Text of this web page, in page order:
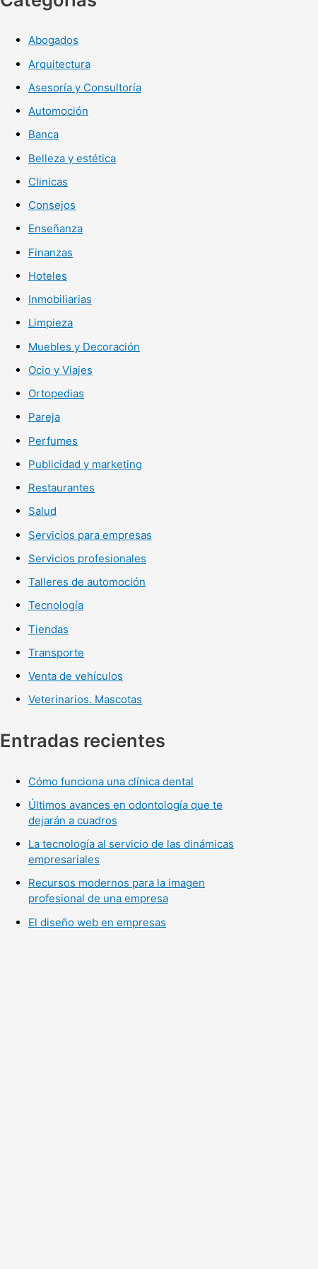
Abogados
Arquitectura
Asesoría y Consultoría
Automoción
Banca
Belleza y estética
Clinicas
Consejos
Enseñanza
Finanzas
Hoteles
Inmobiliarias
Limpieza
Muebles y Decoración
Ocio y Viajes
Ortopedias
Pareja
Perfumes
Publicidad y marketing
Restaurantes
Salud
Servicios para empresas
Servicios profesionales
Talleres de automoción
Tecnología
Tiendas
Transporte
Venta de vehículos
Veterinarios. Mascotas
Entradas recientes
Cómo funciona una clínica dental
Últimos avances en odontología que te
dejarán a cuadros
La tecnología al servicio de las dinámicas
empresariales
Recursos modernos para la imagen
profesional de una empresa
El diseño web en empresas